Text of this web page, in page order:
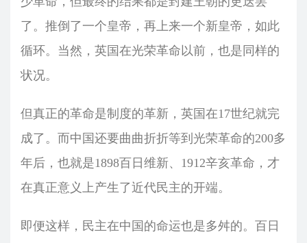
了。推倒了一个皇帝，再上来一个新皇帝，如此
循环。当然，英国在光荣革命以前，也是同样的
状况。
但真正的革命是制度的革新，英国在17世纪就完
成了。而中国还要曲曲折折等到光荣革命的200多
年后，也就是1898百日维新、1912辛亥革命，才
在真正意义上产生了近代民主的开端。
即便这样，民主在中国的命运也是多舛的。百日